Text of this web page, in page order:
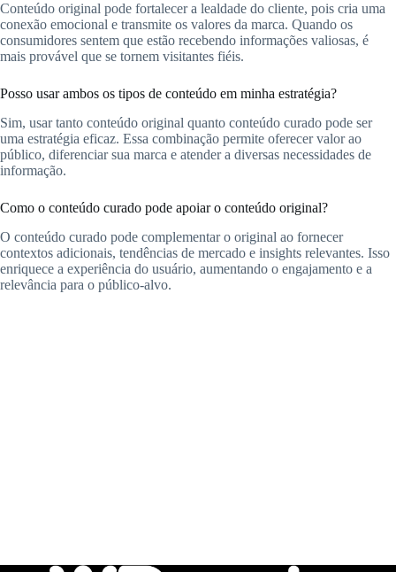
Conteúdo original pode fortalecer a lealdade do cliente, pois cria uma
conexão emocional e transmite os valores da marca. Quando os
consumidores sentem que estão recebendo informações valiosas, é
mais provável que se tornem visitantes fiéis.
Posso usar ambos os tipos de conteúdo em minha estratégia?
Sim, usar tanto conteúdo original quanto conteúdo curado pode ser
uma estratégia eficaz. Essa combinação permite oferecer valor ao
público, diferenciar sua marca e atender a diversas necessidades de
informação.
Como o conteúdo curado pode apoiar o conteúdo original?
O conteúdo curado pode complementar o original ao fornecer
contextos adicionais, tendências de mercado e insights relevantes. Isso
enriquece a experiência do usuário, aumentando o engajamento e a
relevância para o público-alvo.